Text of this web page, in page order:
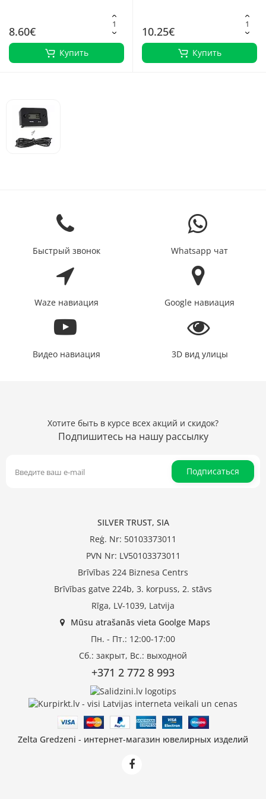
8.60€
Купить
10.25€
Купить
Быстрый звонок Whatsapp чат
Waze навиация Google навиация
Видео навиация 3D вид улицы
Хотите быть в курсе всех акций и скидок?
Подпишитесь на нашу рассылку
Подписаться
SILVER TRUST, SIA
Reģ. Nr: 50103373011
PVN Nr: LV50103373011
Brīvības 224 Biznesa Centrs
Brīvības gatve 224b, 3. korpuss, 2. stāvs
Rīga, LV-1039, Latvija
Mūsu atrašanās vieta Goolge Maps
Пн. - Пт.: 12:00-17:00
Сб.: закрыт, Вс.: выходной
+371 2 772 8 993
Zelta Gredzeni - интернет-магазин ювелирных изделий